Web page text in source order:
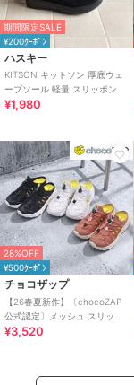
期間限定SALE
¥200ｸｰﾎﾟﾝ
ハスキー
KITSON キットソン 厚底ウェ
ーブソール 軽量 スリッポン
¥1,980
28%OFF
¥500ｸｰﾎﾟﾝ
チョコザップ
【26春夏新作】〔chocoZAP
公式認定〕メッシュ スリッポ
ン スニーカーサンダル
¥3,520